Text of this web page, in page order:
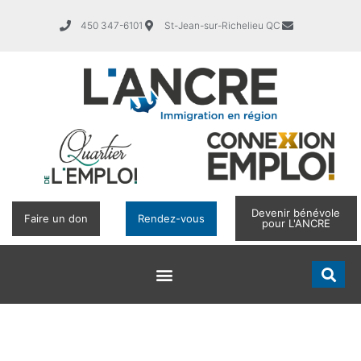
450 347-6101 St-Jean-sur-Richelieu QC
Faire un don Rendez-vous
Devenir bénévole
pour L'ANCRE